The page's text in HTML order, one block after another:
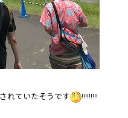
れていたそうです !!!!!!!!!